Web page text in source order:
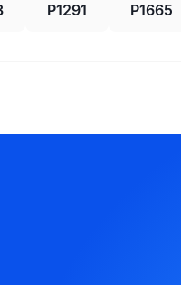
P1291 P1665